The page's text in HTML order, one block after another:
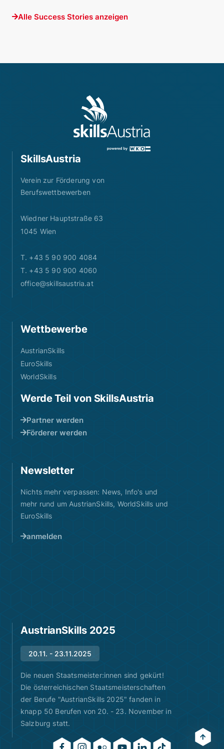
Alle Success Stories anzeigen
SkillsAustria
Verein zur Förderung von
Berufswettbewerben
Wiedner Hauptstraße 63
1045 Wien
T. +43 5 90 900 4084
T. +43 5 90 900 4060
office@skillsaustria.at
Wettbewerbe
AustrianSkills
EuroSkills
WorldSkills
Werde Teil von SkillsAustria
Partner werden
Förderer werden
Newsletter
Nichts mehr verpassen: News, Info's und
mehr rund um AustrianSkills, WorldSkills und
EuroSkills
anmelden
AustrianSkills 2025
20.11. - 23.11.2025
Die neuen Staatsmeister:innen sind gekürt!
Die österreichischen Staatsmeisterschaften
der Berufe "AustrianSkills 2025" fanden in
knapp 50 Berufen von 20. - 23. November in
Salzburg statt.